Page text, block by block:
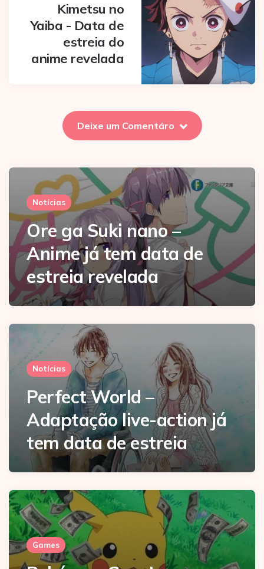
Kimetsu no
Yaiba - Data de
estreia do
anime revelada
Deixe um Comentáro
Notícias
Ore ga Suki nano –
Anime já tem data de
estreia revelada
Notícias
Perfect World –
Adaptação live-action já
tem data de estreia
Games